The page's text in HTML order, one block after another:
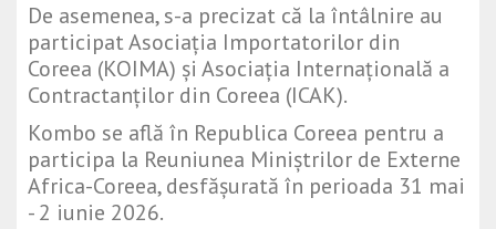
De asemenea, s-a precizat că la întâlnire au
participat Asociația Importatorilor din
Coreea (KOIMA) și Asociația Internațională a
Contractanților din Coreea (ICAK).
Kombo se află în Republica Coreea pentru a
participa la Reuniunea Miniștrilor de Externe
Africa-Coreea, desfășurată în perioada 31 mai
- 2 iunie 2026.